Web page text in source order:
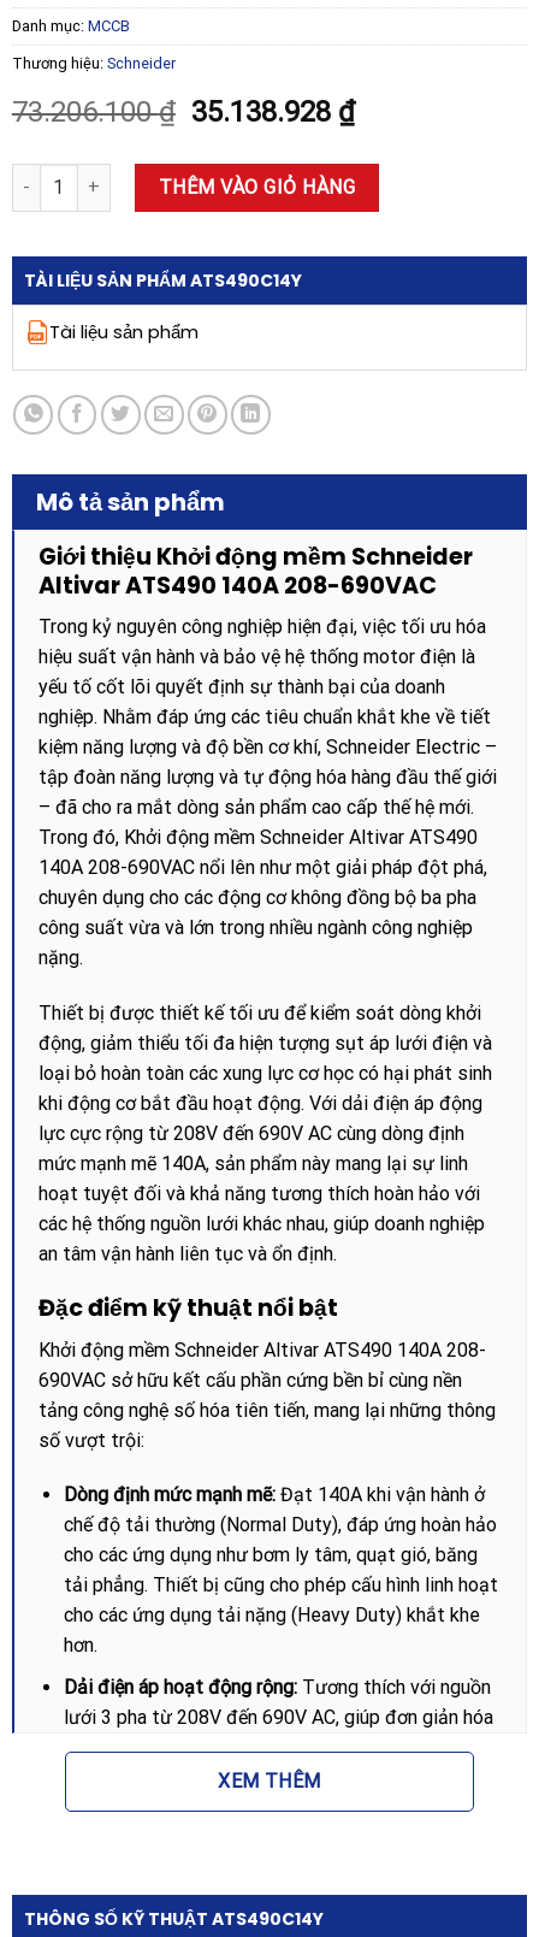
Danh mục: MCCB
Thương hiệu: Schneider
73.206.100₫ Giá
là:
73.206.100 ₫.
35.138.928 ₫Giá
tại
là:
Khởi động mềm Schneider Altivar ATS490 140A 208-690VAC số
THÊM VÀO GIỎ HÀNG
TÀI LIỆU SẢN PHẨM ATS490C14Y
Tài liệu sản phẩm
Mô tả sản phẩm
Giới thiệu Khởi động mềm Schneider
Altivar ATS490 140A 208-690VAC
Trong kỷ nguyên công nghiệp hiện đại, việc tối ưu hóa
hiệu suất vận hành và bảo vệ hệ thống motor điện là
yếu tố cốt lõi quyết định sự thành bại của doanh
nghiệp. Nhằm đáp ứng các tiêu chuẩn khắt khe về tiết
kiệm năng lượng và độ bền cơ khí, Schneider Electric –
tập đoàn năng lượng và tự động hóa hàng đầu thế giới
– đã cho ra mắt dòng sản phẩm cao cấp thế hệ mới.
Trong đó, Khởi động mềm Schneider Altivar ATS490
140A 208-690VAC nổi lên như một giải pháp đột phá,
chuyên dụng cho các động cơ không đồng bộ ba pha
công suất vừa và lớn trong nhiều ngành công nghiệp
nặng.
Thiết bị được thiết kế tối ưu để kiểm soát dòng khởi
động, giảm thiểu tối đa hiện tượng sụt áp lưới điện và
loại bỏ hoàn toàn các xung lực cơ học có hại phát sinh
khi động cơ bắt đầu hoạt động. Với dải điện áp động
lực cực rộng từ 208V đến 690V AC cùng dòng định
mức mạnh mẽ 140A, sản phẩm này mang lại sự linh
hoạt tuyệt đối và khả năng tương thích hoàn hảo với
các hệ thống nguồn lưới khác nhau, giúp doanh nghiệp
an tâm vận hành liên tục và ổn định.
Đặc điểm kỹ thuật nổi bật
Khởi động mềm Schneider Altivar ATS490 140A 208-
690VAC sở hữu kết cấu phần cứng bền bỉ cùng nền
tảng công nghệ số hóa tiên tiến, mang lại những thông
số vượt trội:
Dòng định mức mạnh mẽ:Đạt 140A khi vận hành ở
chế độ tải thường (Normal Duty), đáp ứng hoàn hảo
cho các ứng dụng như bơm ly tâm, quạt gió, băng
tải phẳng. Thiết bị cũng cho phép cấu hình linh hoạt
cho các ứng dụng tải nặng (Heavy Duty) khắt khe
hơn.
Dải điện áp hoạt động rộng:Tương thích với nguồn
lưới 3 pha từ 208V đến 690V AC, giúp đơn giản hóa
việc lựa chọn mã hàng khi triển khai dự án ở các
vùng quốc gia có tiêu chuẩn điện áp khác nhau.
Nguồn điều khiển linh hoạt:Hỗ trợ dải điện áp điều
cần lắp đặt thêm bộ chuyển đổi nguồn phức tạp.
XEM THÊM
THÔNG SỐ KỸ THUẬT ATS490C14Y